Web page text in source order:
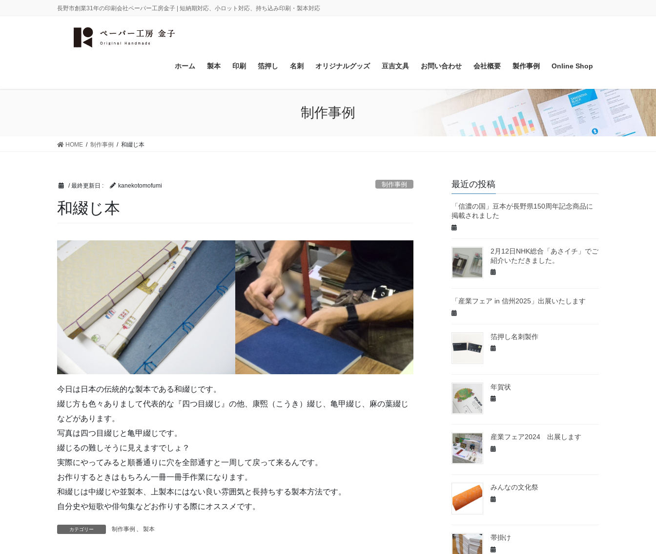
長野市創業31年の印刷会社ペーパー工房金子 | 短納期対応、小ロット対応、持ち込み印刷・製本対応
ホーム 製本 印刷 箔押し 名刺 オリジナルグッズ 豆吉文具 お問い合わせ 会社概要 製作事例 Online Shop
制作事例
HOME 制作事例 和綴じ本
/ 最終更新日 : kanekotomofumi 制作事例
和綴じ本
今日は日本の伝統的な製本である和綴じです。
綴じ方も色々ありまして代表的な『四つ目綴じ』の他、康煕（こうき）綴じ、亀甲綴じ、麻の葉綴じ
などがあります。
写真は四つ目綴じと亀甲綴じです。
綴じるの難しそうに見えますでしょ？
実際にやってみると順番通りに穴を全部通すと一周して戻って来るんです。
お作りするときはもちろん一冊一冊手作業になります。
和綴じは中綴じや並製本、上製本にはない良い雰囲気と長持ちする製本方法です。
自分史や短歌や俳句集などお作りする際にオススメです。
カテゴリー 制作事例 、 製本
最近の投稿
「信濃の国」豆本が長野県150周年記念商品に
掲載されました
2月12日NHK総合「あさイチ」でご
紹介いただきました。
「産業フェア in 信州2025」出展いたします
箔押し名刺製作
年賀状
産業フェア2024 出展します
みんなの文化祭
帯掛け